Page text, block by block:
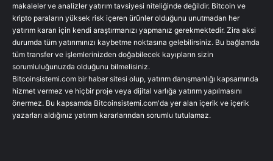
makaleler ve analizler yatırım tavsiyesi niteliğinde değildir. Bitcoin ve
kripto paraların yüksek risk içeren ürünler olduğunu unutmadan her
yatırım kararı için kendi araştırmanızı yapmanız gerekmektedir. Zira aksi
durumda tüm yatırımınızı kaybetme noktasına gelebilirsiniz. Bu bağlamda
tüm transfer ve işlemlerinizden doğabilecek kayıpların sizin
sorumluluğunuzda olduğunu bilmelisiniz.
Bitcoinsistemi.com bir haber sitesi olup, yatırım danışmanlığı kapsamında
hizmet vermez ve hiçbir proje veya dijital varlığa yatırım yapılmasını
önermez. Bu kapsamda Bitcoinsistemi.com'da yer alan içerik ve içerik
yazarları aldığınız yatırım kararlarından sorumlu tutulamaz.